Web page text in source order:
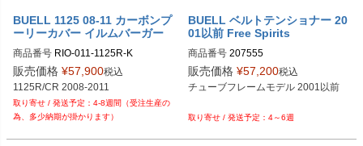
BUELL 1125 08-11 カーボンプ
ーリーカバー イルムバーガー
商品番号 RIO-011-1125R-K
RIO.011.1125R.K
販売価格 ¥57,900税込
1125R/CR 2008-2011
4-8週間（受注生産の
為、多少納期が掛かります）
BUELL ベルトテンショナー 20
01以前 Free Spirits
商品番号 207555
販売価格 ¥57,200税込
チューブフレームモデル 2001以前
4～6週